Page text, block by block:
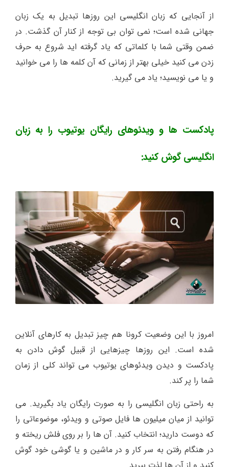
از آنجایی که زبان انگلیسی این روزها تبدیل به یک زبان
جهانی شده است؛ نمی توان بی توجه از کنار آن گذشت. در
ضمن وقتی شما با کلماتی که یاد گرفته اید شروع به حرف
زدن می کنید خیلی بهتر از زمانی که آن کلمه ها را می خوانید
و یا می نویسید؛ یاد می گیرید.
پادکست ها و ویدئوهای رایگان یوتیوب را به زبان
انگلیسی گوش کنید:
امروز با این وضعیت کرونا هم چیز تبدیل به کارهای آنلاین
شده است. این روزها چیزهایی از قبیل گوش دادن به
پادکست و دیدن ویدئوهای یوتیوب می تواند کلی از زمان
شما را پر کند.
به راحتی زبان انگلیسی را به صورت رایگان یاد بگیرید. می
توانید از میان میلیون ها فایل صوتی و ویدئو، موضوعاتی را
که دوست دارید؛ انتخاب کنید. آن ها را بر روی فلش ریخته و
در هنگام رفتن به سر کار و در ماشین و یا گوشی خود گوش